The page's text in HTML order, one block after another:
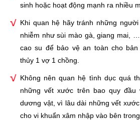
sinh hoặc hoạt động mạnh ra nhiều
Khi quan hệ hãy tránh những
nhiễm như sùi mào gà, giang mai,
cao su để bảo vệ an toàn cho bản
thủy 1 vợ 1 chồng.
Không nên quan hệ tình dục quá
những vết xước trên bao quy đầu
dương vật, vì lâu dài những vết
cho vi khuẩn xâm nhập vào bên trong.